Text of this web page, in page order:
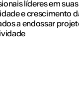
líderes em
e crescimento
a endossar